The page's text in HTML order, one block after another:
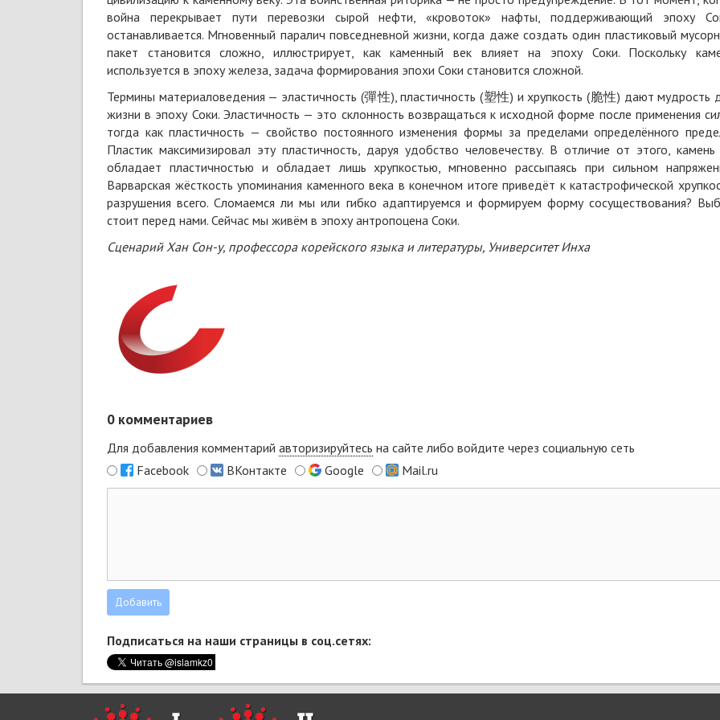
война перекрывает пути перевозки сырой нефти, «кровоток» нафты, поддерживающий эпоху
останавливается. Мгновенный паралич повседневной жизни, когда даже создать один пластиковый
пакет становится сложно, иллюстрирует, как каменный век влияет на эпоху Соки. Поскольку
используется в эпоху железа, задача формирования эпохи Соки становится сложной.
Термины материаловедения — эластичность (彈性), пластичность (塑性) и хрупкость (脆性) дают мудрость
жизни в эпоху Соки. Эластичность — это склонность возвращаться к исходной форме после применения
тогда как пластичность — свойство постоянного изменения формы за пределами определённого
Пластик максимизировал эту пластичность, даруя удобство человечеству. В отличие от этого, камень
обладает пластичностью и обладает лишь хрупкостью, мгновенно рассыпаясь при сильном
Варварская жёсткость упоминания каменного века в конечном итоге приведёт к катастрофической
разрушения всего. Сломаемся ли мы или гибко адаптируемся и формируем форму сосуществования?
стоит перед нами. Сейчас мы живём в эпоху антропоцена Соки.
СценарийХан Сон-у, профессора корейского языка и литературы, Университет Инха
0 комментариев
Для добавления комментарий авторизируйтесь на сайте либо войдите через социальную сеть
Facebook
ВКонтакте Google Mail.ru
Подписаться на наши страницы в соц.сетях: